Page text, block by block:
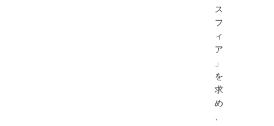
ス
フ
ィ
ア
」
を
求
め